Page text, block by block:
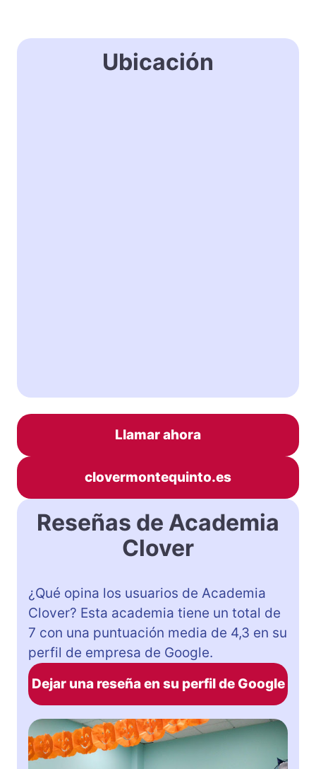
Ubicación
Llamar ahora
clovermontequinto.es
Reseñas de Academia
Clover
¿Qué opina los usuarios de Academia
Clover? Esta academia tiene un total de
7 con una puntuación media de 4,3 en su
perfil de empresa de Google.
Dejar una reseña en su perfil de Google